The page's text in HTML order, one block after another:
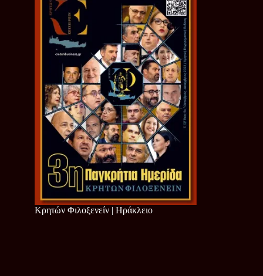
Κρητών Φιλοξενείν | Ηράκλειο